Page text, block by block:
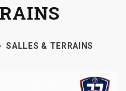
SALLES & TERRAINS